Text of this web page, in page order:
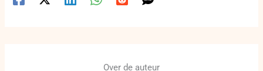
Over de auteur